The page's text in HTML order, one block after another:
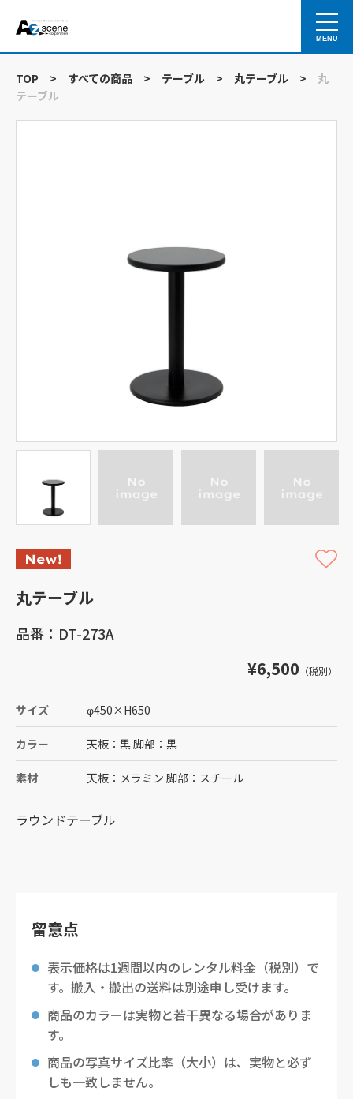
MENU
TOP > すべての商品 > テーブル > 丸テーブル >
丸
テーブル
丸テーブル
品番：DT-273A
¥6,500 （税別）
サイズ φ450×H650
カラー 天板：黒 脚部：黒
素材 天板：メラミン 脚部：スチール
ラウンドテーブル
留意点
表示価格は1週間以内のレンタル料金（税別）で
す。搬入・搬出の送料は別途申し受けます。
商品のカラーは実物と若干異なる場合がありま
す。
商品の写真サイズ比率（大小）は、実物と必ず
しも一致しません。